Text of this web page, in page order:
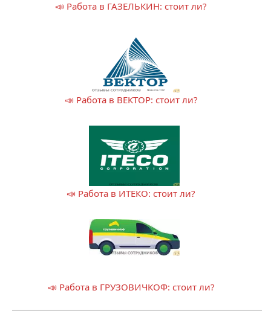
📣 Работа в ГАЗЕЛЬКИН: стоит ли?
📣 Работа в ВЕКТОР: стоит ли?
📣 Работа в ИТЕКО: стоит ли?
📣 Работа в ГРУЗОВИЧКОФ: стоит ли?